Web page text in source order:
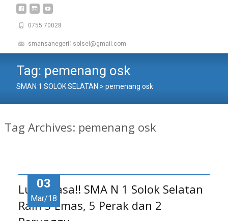
0755 70028
smansanegeri1solsel@gmail.com
Tag: pemenang osk
SMAN 1 SOLOK SELATAN > pemenang osk
Tag Archives: pemenang osk
03
Mar/18
Luar Biasa!! SMA N 1 Solok Selatan
Raih 5 Emas, 5 Perak dan 2